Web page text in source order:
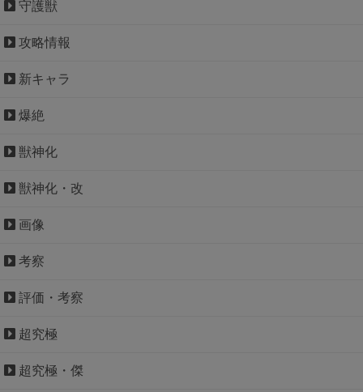
守護獣
攻略情報
新キャラ
爆絶
獣神化
獣神化・改
画像
考察
評価・考察
超究極
超究極・傑